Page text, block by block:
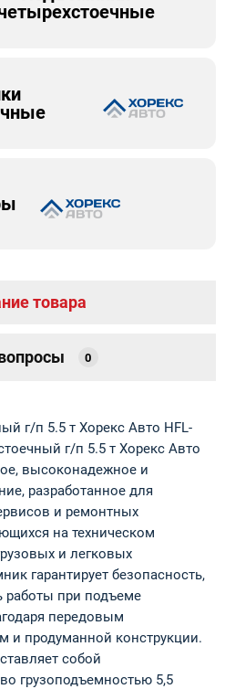
товара
0
г/п 5.5 т Хорекс Авто HFL-
г/п 5.5 т Хорекс Авто
высоконадежное и
разработанное для
и ремонтных
на техническом
и легковых
гарантирует безопасность,
работы при подъеме
передовым
и продуманной конструкции.
собой
грузоподъемностью 5,5